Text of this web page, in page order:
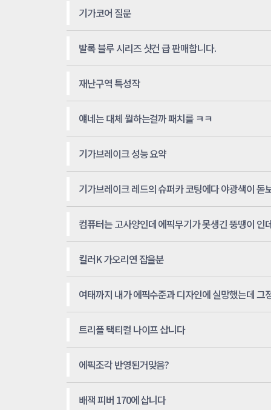
기가코어 질문
발록 블루 시리즈 샷건 급 판매합니다.
재난구역 특성작
얘네는 대체 뭘하는걸까 패치를 ㅋㅋ
기가브레이크 성능 요약
컴퓨터는 고사양인데 에픽무기가 못생긴 뚱땡이 인
킬러K 가오리연 잡을분
트리플 택티컬 나이프 삽니다
에픽조각 반영된거맞음?
배잭 피버 170에 삽니다